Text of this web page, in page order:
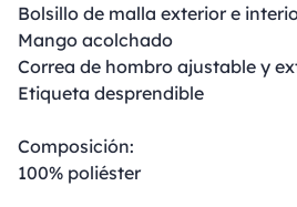
Bolsillo de malla exterior e
Mango acolchado
Correa de hombro ajustable y
Etiqueta desprendible
Composición:
100% poliéster